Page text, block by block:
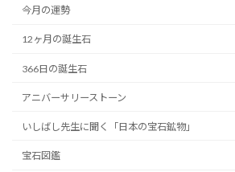
今月の運勢
12ヶ月の誕生石
366日の誕生石
アニバーサリーストーン
いしばし先生に聞く「日本の宝石鉱物」
宝石図鑑